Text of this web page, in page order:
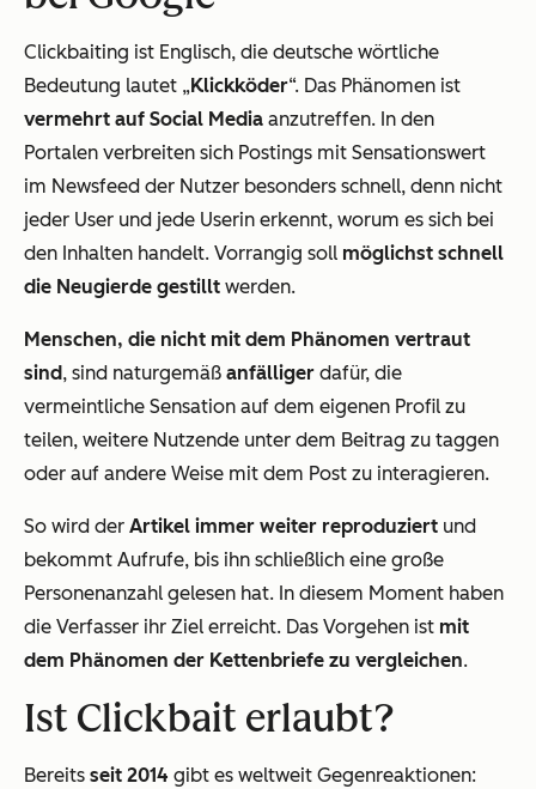
Clickbaiting ist Englisch, die deutsche wörtliche
Bedeutung lautet „Klickköder“. Das Phänomen ist
vermehrt auf Social Media anzutreffen. In den
Portalen verbreiten sich Postings mit Sensationswert
im Newsfeed der Nutzer besonders schnell, denn nicht
jeder User und jede Userin erkennt, worum es sich bei
den Inhalten handelt. Vorrangig soll möglichst schnell
die Neugierde gestillt werden.
Menschen, die nicht mit dem Phänomen vertraut
sind, sind naturgemäß anfälliger dafür, die
vermeintliche Sensation auf dem eigenen Profil zu
teilen, weitere Nutzende unter dem Beitrag zu taggen
oder auf andere Weise mit dem Post zu interagieren.
So wird der Artikel immer weiter reproduziert und
bekommt Aufrufe, bis ihn schließlich eine große
Personenanzahl gelesen hat. In diesem Moment haben
die Verfasser ihr Ziel erreicht. Das Vorgehen ist mit
dem Phänomen der Kettenbriefe zu vergleichen.
Ist Clickbait erlaubt?
Bereits seit 2014 gibt es weltweit Gegenreaktionen: